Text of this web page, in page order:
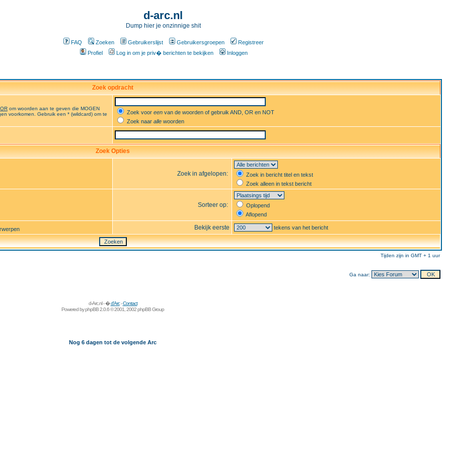
d-arc.nl
Dump hier je onzinnige shit
FAQ Zoeken Gebruikerslijst Gebruikersgroepen
Registreer
Profiel
Log in om je priv� berichten te bekijken Inloggen
Zoek opdracht
OR om woorden aan te geven die MOGEN
voorkomen. Gebruik een * (wildcard) om te
Zoek voor een van de woorden of gebruik AND, OR en NOT
Zoek naar alle woorden
Zoek Opties
Zoek in afgelopen:
Zoek in bericht titel en tekst
Zoek alleen in tekst bericht
Sorteer op:
Oplopend
Aflopend
Bekijk eerste tekens van het bericht
Tijden zijn in GMT + 1 uur
Ga naar:
d-Arc.nl - �d'Arc-Contact
Powered byphpBB2.0.6 © 2001, 2002 phpBB Group
Nog 6 dagen tot de volgende Arc